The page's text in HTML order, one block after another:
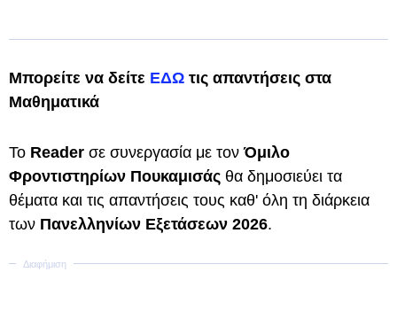
Μπορείτε να δείτε ΕΔΩ τις απαντήσεις στα
Μαθηματικά
Το Reader σε συνεργασία με τονΌμιλο
Φροντιστηρίων Πουκαμισάς θα δημοσιεύει τα
θέματα και τις απαντήσεις τους καθ' όλη τη διάρκεια
των Πανελληνίων Εξετάσεων 2026.